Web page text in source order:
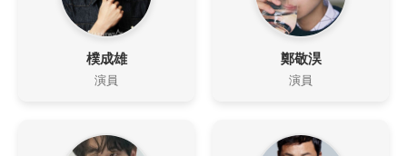
樸成雄
演員
鄭敬淏
演員